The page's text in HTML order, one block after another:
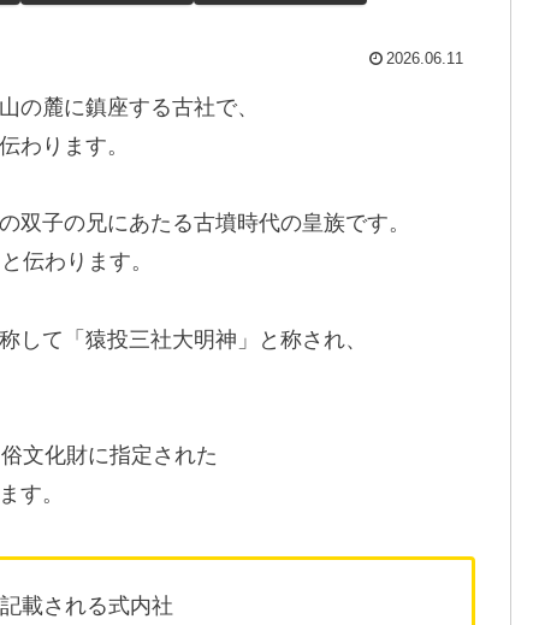
2026.06.11
の麓に鎮座する古社で、
わります。
子の兄にあたる古墳時代の皇族です。
伝わります。
て「猿投三社大明神」と称され、
文化財に指定された
す。
載される式内社